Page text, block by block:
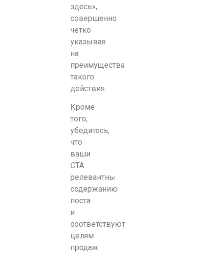
здесь»,
совершенно
четко
указывая
на
преимущества
такого
действия.
Кроме
того,
убедитесь,
что
ваши
CTA
релевантны
содержанию
поста
и
соответствуют
целям
продаж.